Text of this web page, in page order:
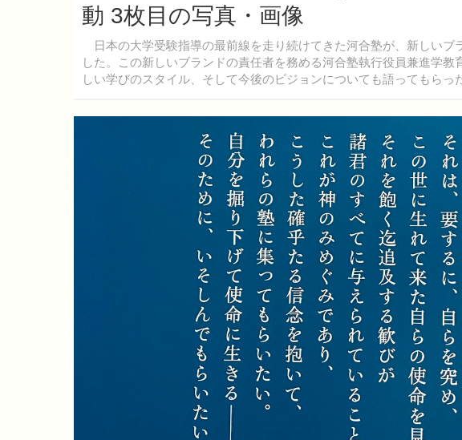
動 3枚目の写真・画像
日本の大学受験指導の最前線を走り続けてきた河合塾が、新しいブ
した。この新しいブランドの責任者を務める河合塾執行役員兼進学
しい学びのスタイル、そして今後のビジョンについても語ってもらっ